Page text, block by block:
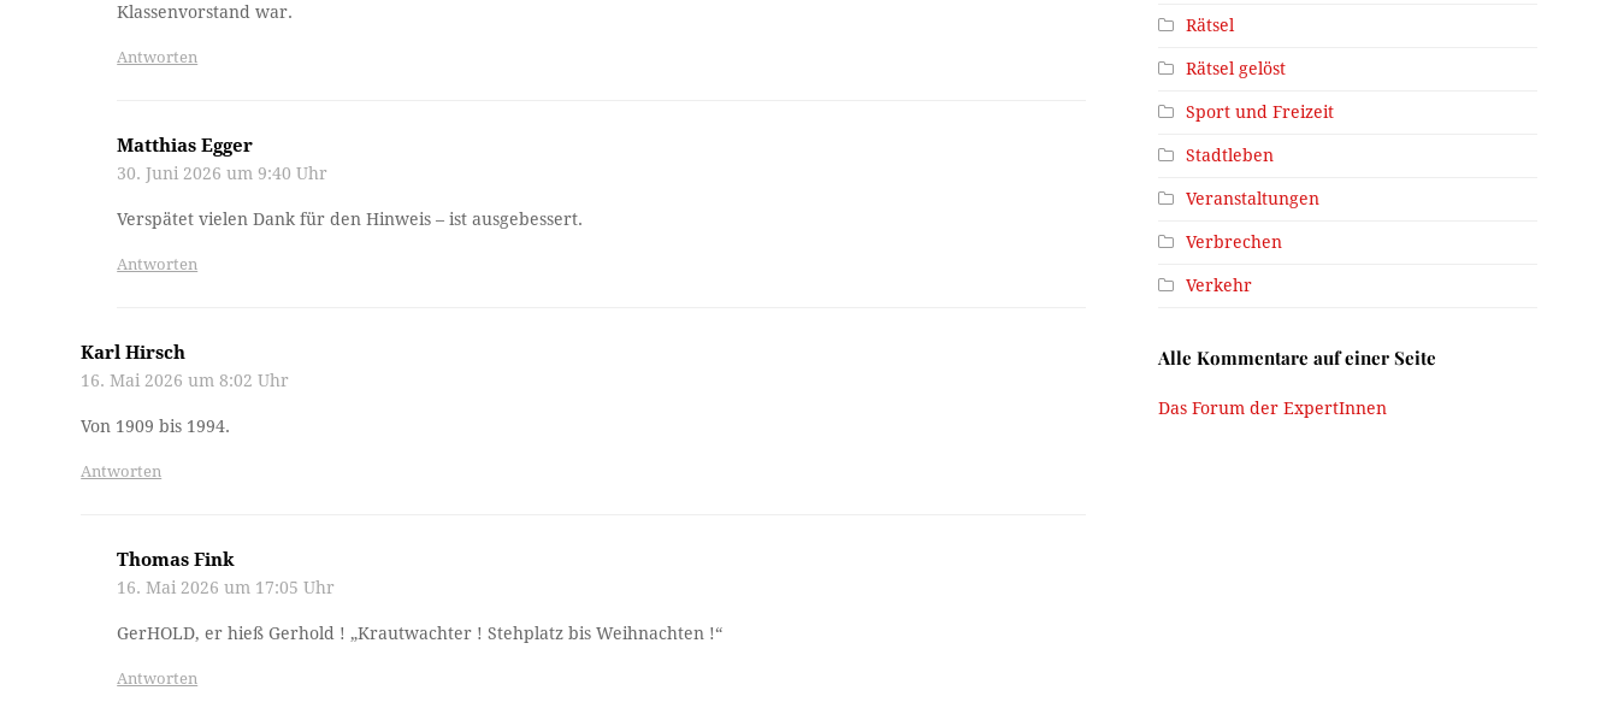
Klassenvorstand war.
Antworten
Matthias Egger
30. Juni 2026 um 9:40 Uhr
Verspätet vielen Dank für den Hinweis – ist ausgebessert.
Antworten
Karl Hirsch
16. Mai 2026 um 8:02 Uhr
Von 1909 bis 1994.
Antworten
Thomas Fink
16. Mai 2026 um 17:05 Uhr
GerHOLD, er hieß Gerhold ! „Krautwachter ! Stehplatz bis Weihnachten !“
Antworten
Rätsel
Rätsel gelöst
Sport und Freizeit
Stadtleben
Veranstaltungen
Verbrechen
Verkehr
Alle Kommentare auf einer Seite
Das Forum der ExpertInnen